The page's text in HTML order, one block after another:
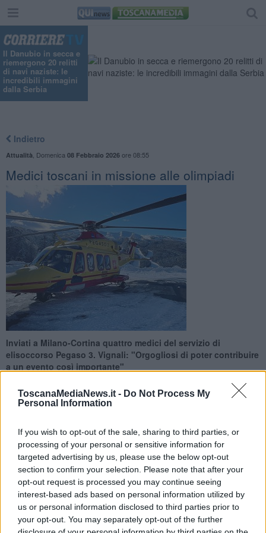
ToscanaMediaNews.it - Do Not Process My
Personal Information
If you wish to opt-out of the sale, sharing to third parties, or
processing of your personal or sensitive information for
targeted advertising by us, please use the below opt-out
section to confirm your selection. Please note that after your
opt-out request is processed you may continue seeing
interest-based ads based on personal information utilized by
us or personal information disclosed to third parties prior to
your opt-out. You may separately opt-out of the further
Il Danubio in secca e
riemergono 20 relitti
di navi naziste: le
incredibili immagini
dalla Serbia
Indietro
Attualità Domenica 08 Febbraio 2026ore 08:55
Medici toscani in missione alle olimpiadi
Inviati a Milano-Cortina quattro medici del servizio di
elisoccorso Pegaso 3. Vignali: "Orgogliosi di poter contribuire
a un evento così importante"
MILANO —Missione alle Olimpiadi invernali per quattro medici del
servizio di elisoccorso Pegaso 3, che fa base all’aeroporto del
Cinquale.
Elisa Tonelli, Giovanni Bassi, Tommaso AngeliniedElena
Garganosono in questi giorni in servizio a Milano-Cortina. Ad
esempio, la discesa libera maschile di Bormio di sabato 7 febbraio -
quella in cui gli azzurriGiovanni FranzonieDominik Paris